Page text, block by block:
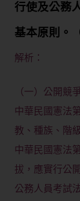
行使及公務
基本原則。
解析：
（一）公開競
中華民國憲法
教、種族、階
中華民國憲法
拔，應實行公
公務人員考試